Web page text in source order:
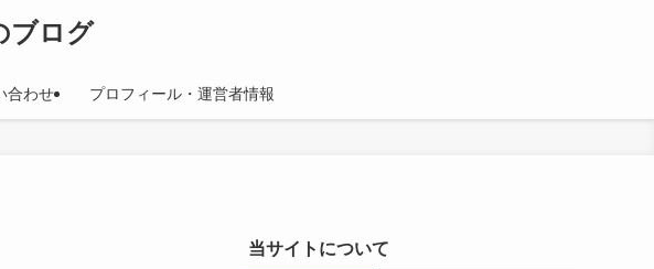
ブログ
合わせ プロフィール・運営者情報
当サイトについて